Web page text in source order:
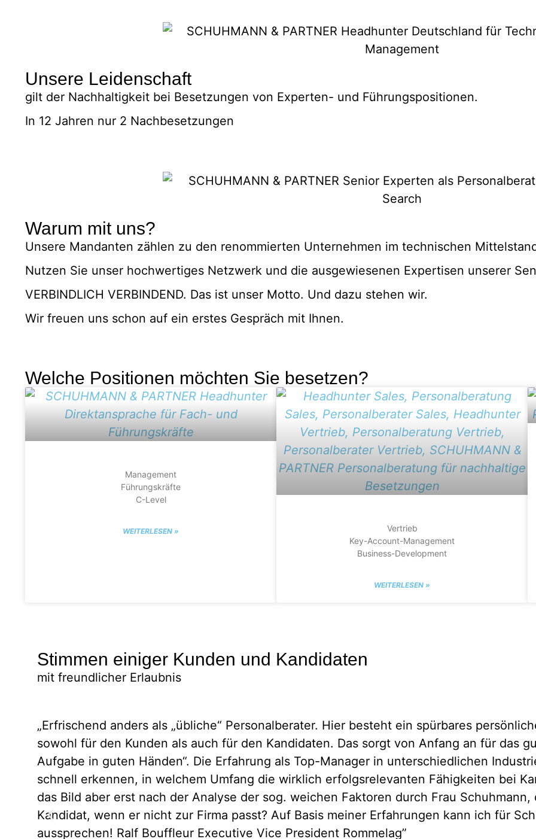
Unsere Leidenschaft
gilt der Nachhaltigkeit bei Besetzungen von Experten- und Führungspositionen.
In 12 Jahren nur 2 Nachbesetzungen
Warum mit uns?
Unsere Mandanten zählen zu den renommierten Unternehmen im technischen
Nutzen Sie unser hochwertiges Netzwerk und die ausgewiesenen Expertisen unserer
VERBINDLICH VERBINDEND. Das ist unser Motto. Und dazu stehen wir.
Wir freuen uns schon auf ein erstes Gespräch mit Ihnen.
Welche Positionen möchten Sie besetzen?
Management
Führungskräfte
C-Level
WEITERLESEN »
Vertrieb
Key-Account-Management
Business-Development
WEITERLESEN »
Stimmen einiger Kunden und Kandidaten
mit freundlicher Erlaubnis
„Erfrischend anders als „übliche“ Personalberater. Hier besteht ein spürbares
sowohl für den Kunden als auch für den Kandidaten. Das sorgt von Anfang an für das
Aufgabe in guten Händen“. Die Erfahrung als Top-Manager in unterschiedlichen
schnell erkennen, in welchem Umfang die wirklich erfolgsrelevanten Fähigkeiten bei
das Bild aber erst nach der Analyse der sog. weichen Faktoren durch Frau
Kandidat, wenn er nicht zur Firma passt? Auf Basis meiner Erfahrungen kann ich für
aussprechen! Ralf Bouffleur Executive Vice President Rommelag”